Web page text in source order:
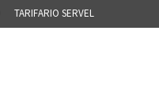
TARIFARIO SERVEL